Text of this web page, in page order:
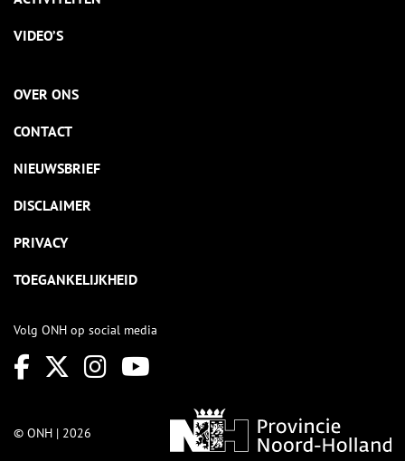
VIDEO’S
OVER ONS
CONTACT
NIEUWSBRIEF
DISCLAIMER
PRIVACY
TOEGANKELIJKHEID
Volg ONH op social media
© ONH | 2026